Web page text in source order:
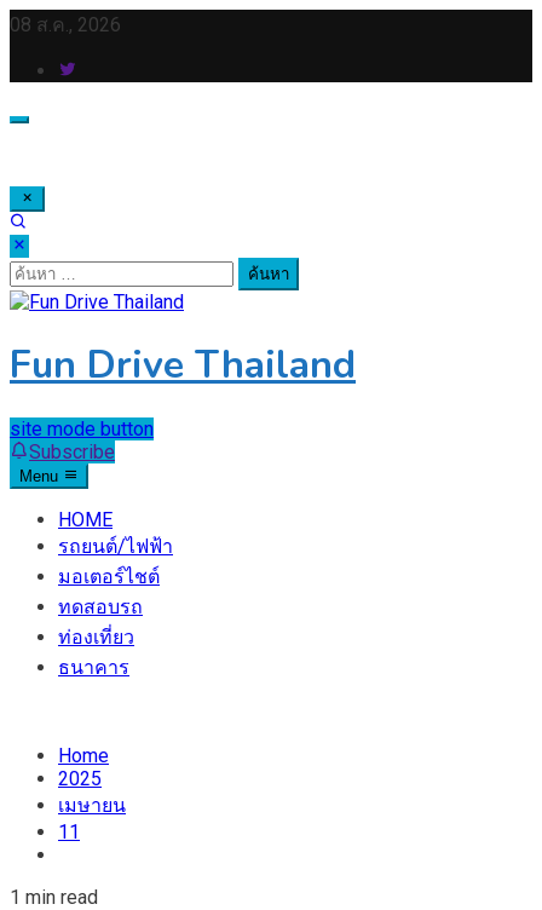
Skip
content
08 ส.ค., 2026
ค้นหา
สำหรับ:
Fun Drive Thailand
site mode button
Subscribe
Menu
HOME
รถยนต์/ไฟฟ้า
มอเตอร์ไชต์
ทดสอบรถ
ท่องเที่ยว
ธนาคาร
Home
2025
เมษายน
11
1 min read